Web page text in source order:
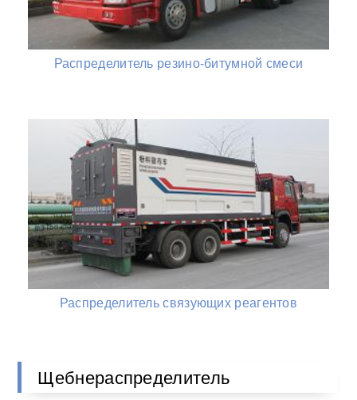
Распределитель резино-битумной смеси
Распределитель связующих реагентов
Щебнераспределитель